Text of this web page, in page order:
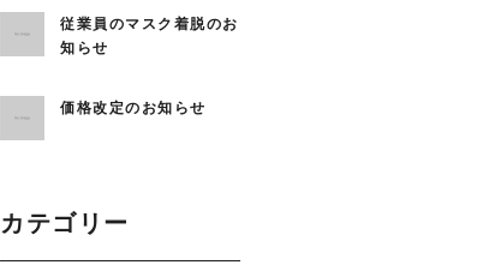
従業員のマスク着脱のお
知らせ
価格改定のお知らせ
カテゴリー